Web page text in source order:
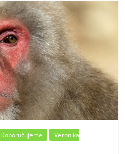
Doporučujeme
Veronika